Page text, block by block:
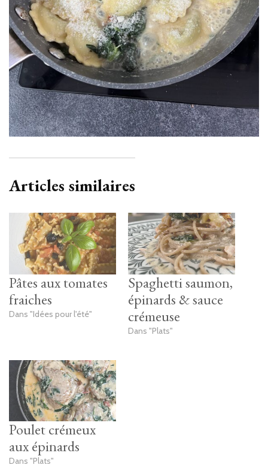
Articles similaires
Pâtes aux tomates
fraiches
Dans "Idées pour l'été"
Spaghetti saumon,
épinards & sauce
crémeuse
Dans "Plats"
Poulet crémeux
aux épinards
Dans "Plats"